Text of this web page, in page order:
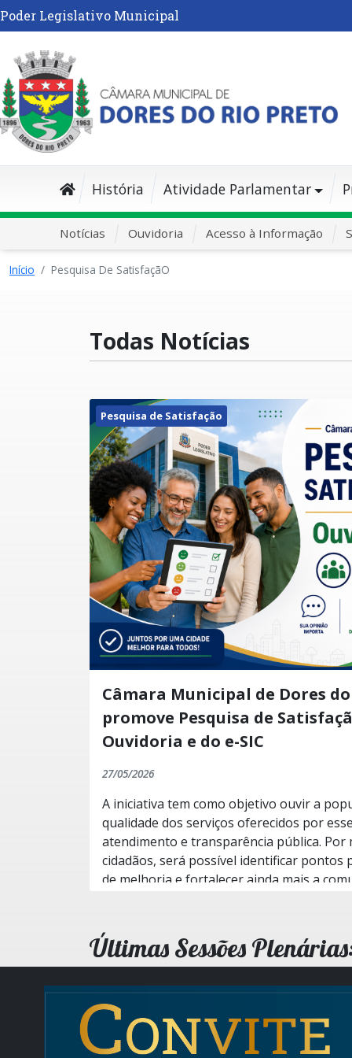
Poder Legislativo Municipal
História Atividade Parlamentar
Notícias Ouvidoria Acesso à Informação
Início Pesquisa De SatisfaçãO
Todas Notícias
Pesquisa de Satisfação
Câmara Municipal de Dores
promove Pesquisa de
Ouvidoria e do e-SIC
27/05/2026
A iniciativa tem como objetivo ouvir a
qualidade dos serviços oferecidos por
atendimento e transparência pública. Por
cidadãos, será possível identificar pontos
de melhoria e fortalecer ainda mais a
solicitações. Já o e-SIC garante ao cidadão
pública, contribuindo para a transparência
da pesquisa é uma forma de colaborar
mais eficiente, acessível e transparente. Participe e contribua com a
melhoria dos serviços da Câmara
Últimas Sessões